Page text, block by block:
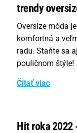
trendy
Oversize móda
komfortná a
radu. Staňte sa
pouličnom štýle!
Čítať viac
Hit roka 2022